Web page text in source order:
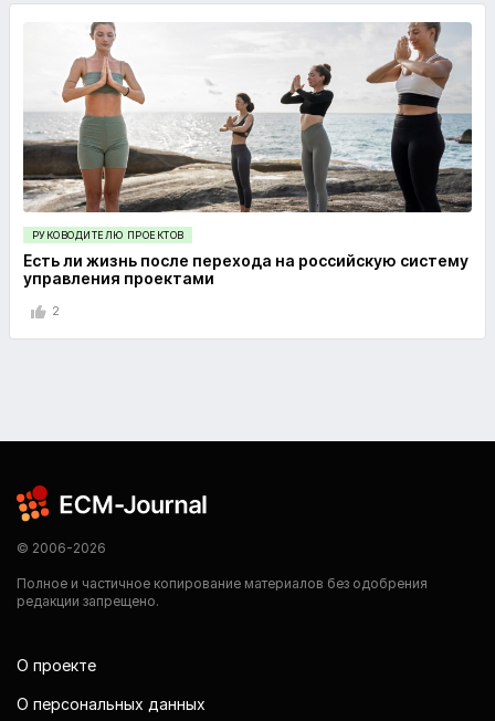
РУКОВОДИТЕЛЮ ПРОЕКТОВ
Есть ли жизнь после перехода на российскую систему
управления проектами
2
© 2006-2026
Полное и частичное копирование материалов без одобрения
редакции запрещено.
О проекте
О персональных данных